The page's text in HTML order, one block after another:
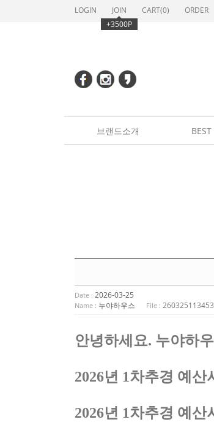
LOGIN
JOIN
+3500P
CART(0) ORDER
브랜드소개 BEST
Date : 2026-03-25
Name : 누야하우스 File :
안녕하세요. 누야하
2026년 1차추경 예산
2026년 1차추경 예산